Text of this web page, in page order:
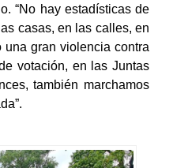
“No hay estadísticas de
casas, en las calles, en
una gran violencia contra
votación, en las Juntas
también marchamos